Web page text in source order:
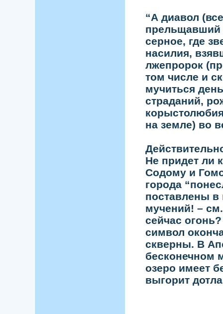
“А диавол
прельщавший
серное, где
насилия,
лжепророк
том числе и
мучиться
страданий,
на земле) во
Не придет ли
Содому и
города
поставлены
мучений! –
сейчас
символ
скверны. В
бесконечном
озеро имеет
выгорит